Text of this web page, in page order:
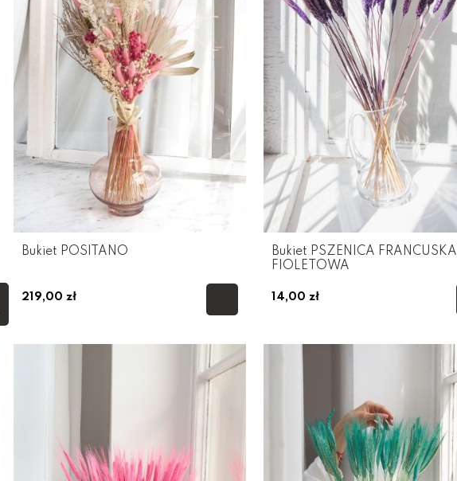
Bukiet POSITANO
219,00 zł
Bukiet PSZENICA FRANCUSKA
FIOLETOWA
14,00 zł